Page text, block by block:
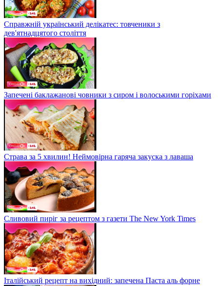
Справжній український делікатес: товченики з
дев'ятнадцятого століття
Запечені баклажанові човники з сиром і волоськими горіхами
Страва за 5 хвилин! Неймовірна гаряча закуска з лаваша
Сливовий пиріг за рецептом з газети The New York Times
Італійський рецепт на вихідний: запечена Паста аль форне